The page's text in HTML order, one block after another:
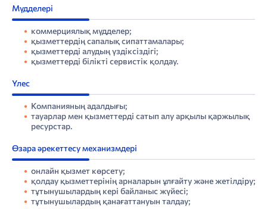
Мүдделері
коммерциялық мүдделер;
қызметтердің сапалық сипаттамалары;
қызметтерді алудың үздіксіздігі;
қызметтерді білікті сервистік қолдау.
Үлес
Компанияның адалдығы;
тауарлар мен қызметтерді сатып алу арқылы қаржылық
ресурстар.
Өзара әрекеттесу механизмдері
онлайн қызмет көрсету;
қолдау қызметтерінің арналарын ұлғайту және жетілдіру;
тұтынушылардың кері байланыс жүйесі;
тұтынушылардың қанағаттануын талдау;